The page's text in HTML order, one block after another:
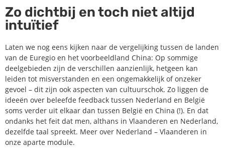
Zo dichtbij en toch niet altijd
intuïtief
Laten we nog eens kijken naar de vergelijking tussen de landen
van de Euregio en het voorbeeldland China: Op sommige
deelgebieden zijn de verschillen aanzienlijk, hetgeen kan
leiden tot misverstanden en een ongemakkelijk of onzeker
gevoel – dit zijn ook aspecten van cultuurschok. Zo liggen de
ideeën over beleefde feedback tussen Nederland en België
soms verder uit elkaar dan tussen België en China (!). En dat
ondanks het feit dat men, althans in Vlaanderen en Nederland,
dezelfde taal spreekt. Meer over Nederland – Vlaanderen in
onze aparte module.